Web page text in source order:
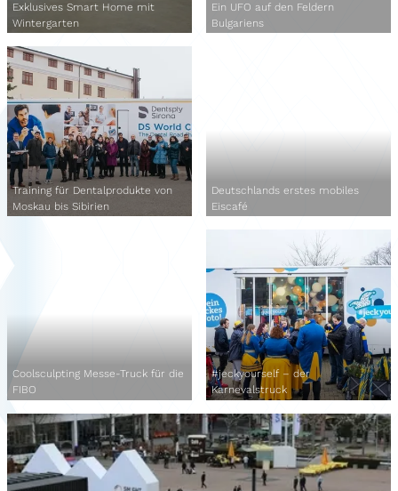
Exklusives Smart Home mit
Wintergarten
Ein UFO auf den Feldern
Bulgariens
Training für Dentalprodukte von
Moskau bis Sibirien
Deutschlands erstes mobiles
Eiscafé
Coolsculpting Messe-Truck für die
FIBO
#jeckyourself – der
Karnevalstruck